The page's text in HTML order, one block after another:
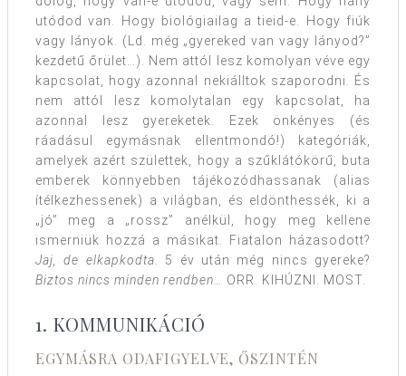
utódod van. Hogy biológiailag a tieid-e. Hogy fiúk
vagy lányok. (Ld. még „gyereked van vagy lányod?”
kezdetű őrület…). Nem attól lesz komolyan véve egy
kapcsolat, hogy azonnal nekiálltok szaporodni. És
nem attól lesz komolytalan egy kapcsolat, ha
azonnal lesz gyereketek. Ezek önkényes (és
ráadásul egymásnak ellentmondó!) kategóriák,
amelyek azért születtek, hogy a szűklátókörű, buta
emberek könnyebben tájékozódhassanak (alias
ítélkezhessenek) a világban, és eldönthessék, ki a
„jó” meg a „rossz” anélkül, hogy meg kellene
ismerniük hozzá a másikat. Fiatalon házasodott?
Jaj, de elkapkodta.
5 év után még nincs gyereke?
Biztos nincs minden rendben… ORR. KIHÚZNI. MOST.
1. KOMMUNIKÁCIÓ
EGYMÁSRA ODAFIGYELVE, ŐSZINTÉN